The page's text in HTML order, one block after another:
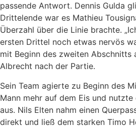
passende Antwort. Dennis Gulda
Drittelende war es Mathieu
Überzahl über die Linie brachte.
ersten Drittel noch etwas nervös
mit Beginn des zweiten Abschnitts
Albrecht nach der Partie.
Sein Team agierte zu Beginn des
Mann mehr auf dem Eis und
aus. Nils Elten nahm einen
direkt und ließ dem starken Timo